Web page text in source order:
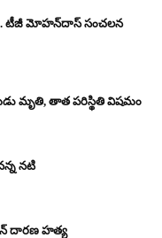
టీజీ మోహన్‌దాస్‌ సంచలన
మృతి, తాత పరిస్థితి విషమం
నటి
దారణ హత్య